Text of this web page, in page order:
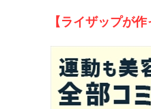
【ライザップが作